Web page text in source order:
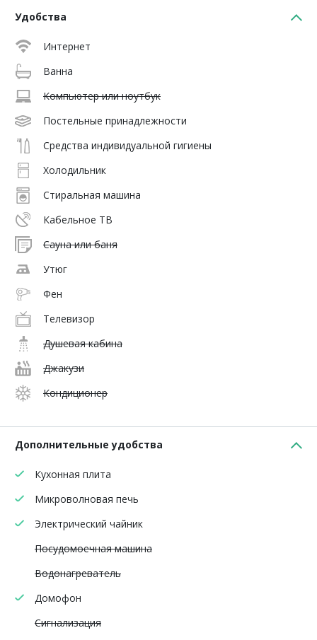
Удобства
Интернет
Ванна
Компьютер или ноутбук
Постельные принадлежности
Средства индивидуальной гигиены
Холодильник
Стиральная машина
Кабельное ТВ
Сауна или баня
Утюг
Фен
Телевизор
Душевая кабина
Джакузи
Кондиционер
Дополнительные удобства
Кухонная плита
Микроволновая печь
Электрический чайник
Посудомоечная машина
Водонагреватель
Домофон
Сигнализация